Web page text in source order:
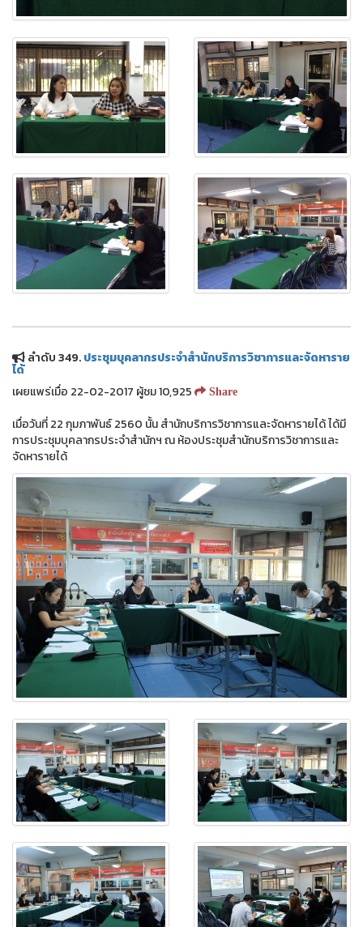
ลำดับ 349.ประชุมบุคลากรประจำสำนักบริการวิชาการและจัดหาราย
ได้
เผยแพร่เมื่อ 22-02-2017 ผู้ชม 10,925
Share
เมื่อวันที่ 22 กุมภาพันธ์ 2560 นั้น สำนักบริการวิชาการและจัดหารายได้ ได้มี
การประชุมบุคลากรประจำสำนักฯ ณ ห้องประชุมสำนักบริการวิชาการและ
จัดหารายได้